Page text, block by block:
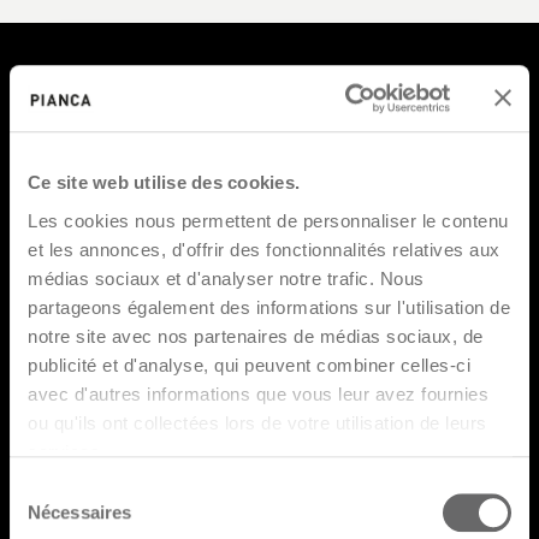
Ce site web utilise des cookies.
Les cookies nous permettent de personnaliser le contenu
et les annonces, d'offrir des fonctionnalités relatives aux
médias sociaux et d'analyser notre trafic. Nous
partageons également des informations sur l'utilisation de
notre site avec nos partenaires de médias sociaux, de
publicité et d'analyse, qui peuvent combiner celles-ci
avec d'autres informations que vous leur avez fournies
ou qu'ils ont collectées lors de votre utilisation de leurs
Nécessaires
Produits
Designers
Catalogues
FAQ
Retail Network
Espace Réservé